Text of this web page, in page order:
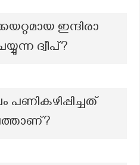
ഇന്ദിരാ
ദ്വീപ്?